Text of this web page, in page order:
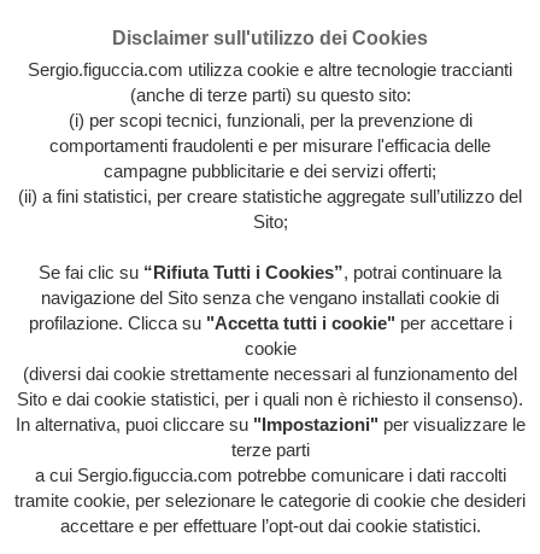
Archivio intera attività artistica di Sergio Figuccia & Opinionismo
personale
HOME/EVIDENZA/ HOME/IL POTERE DA
LIBERA-MENTE/QUESTA FOLLE
SOCIETÀ /TRAVERSIE METROPOLITANE /VOCI
DALL'INTERNO
AI AI! CI FARANNO PROPRIO MALE
Disclaimer sull'utilizzo dei Cookies
Sergio.figuccia.com utilizza cookie e altre tecnologie traccianti
(anche di terze parti) su questo sito:
(i) per scopi tecnici, funzionali, per la prevenzione di
comportamenti fraudolenti e per misurare l'efficacia delle
campagne pubblicitarie e dei servizi offerti;
(ii) a fini statistici, per creare statistiche aggregate sull’utilizzo del
Sito;
Se fai clic su “Rifiuta Tutti i Cookies”, potrai continuare la
navigazione del Sito senza che vengano installati cookie di
profilazione. Clicca su "Accetta tutti i cookie" per accettare i
cookie
(diversi dai cookie strettamente necessari al funzionamento del
Sito e dai cookie statistici, per i quali non è richiesto il consenso).
In alternativa, puoi cliccare su "Impostazioni" per visualizzare le
terze parti
a cui Sergio.figuccia.com potrebbe comunicare i dati raccolti
tramite cookie, per selezionare le categorie di cookie che desideri
accettare e per effettuare l’opt-out dai cookie statistici.